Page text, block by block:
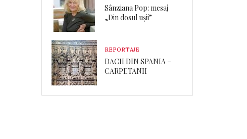
Sânziana Pop: mesaj
„Din dosul ușii”
REPORTAJE
DACII DIN SPANIA –
CARPETANII